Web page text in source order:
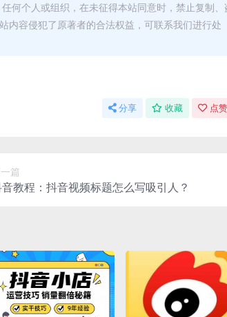
何个人或组织，在未征得本站同意时，禁止复制、
内容侵犯了原著者的合法权益，可联系我们进行处
分享 收藏 点
篇
教程：抖音视频标题怎么写吸引人？